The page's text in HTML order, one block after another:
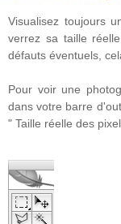
Visualisez toujours
verrez sa taille
défauts éventuels,
Pour voir une
dans votre barre
" Taille réelle des